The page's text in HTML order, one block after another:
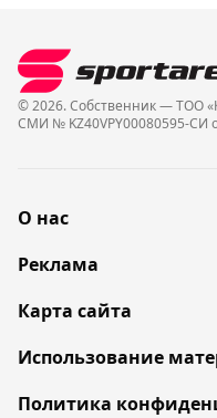
© 2026. Собственник — ТОО
СМИ № KZ40VPY00080595-СИ
О нас
Реклама
Карта сайта
Использование
Политика